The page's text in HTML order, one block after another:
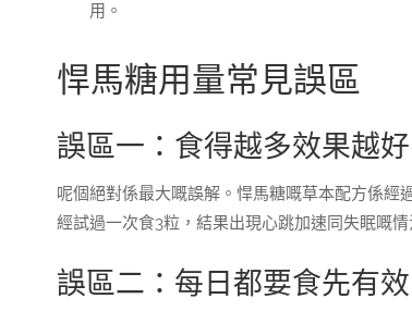
用。
悍馬糖用量常見誤區
誤區一：食得越多效果越好
呢個絕對係最大嘅誤解。悍馬糖嘅草本配方係經
經試過一次食3粒，結果出現心跳加速同失眠嘅
誤區二：每日都要食先有效